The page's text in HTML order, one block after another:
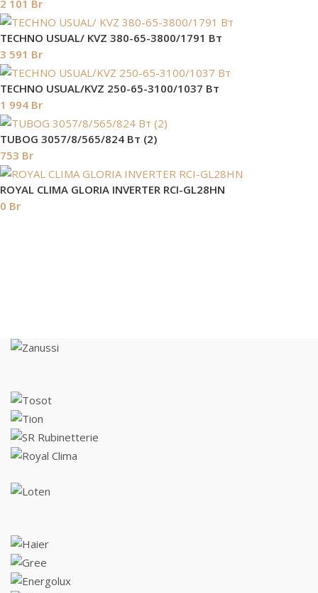
2 101 Br
TECHNO USUAL/ KVZ 380-65-3800/1791 Вт
3 591 Br
TECHNO USUAL/KVZ 250-65-3100/1037 Вт
1 994 Br
TUBOG 3057/8/565/824 Вт (2)
753 Br
ROYAL CLIMA GLORIA INVERTER RCI-GL28HN
0 Br